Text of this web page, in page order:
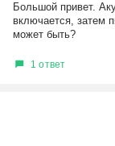
Большой привет.
включается, затем
может быть?
1 ответ